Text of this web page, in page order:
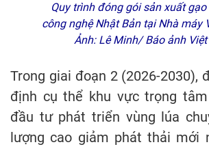
Quy trình đóng gói sản xuất
công nghệ Nhật Bản tại Nhà máy
Ảnh: Lê Minh/ Báo ảnh
Trong giai đoạn 2 (2026-2030),
định cụ thể khu vực trọng
đầu tư phát triển vùng lúa
lượng cao giảm phát thải mới